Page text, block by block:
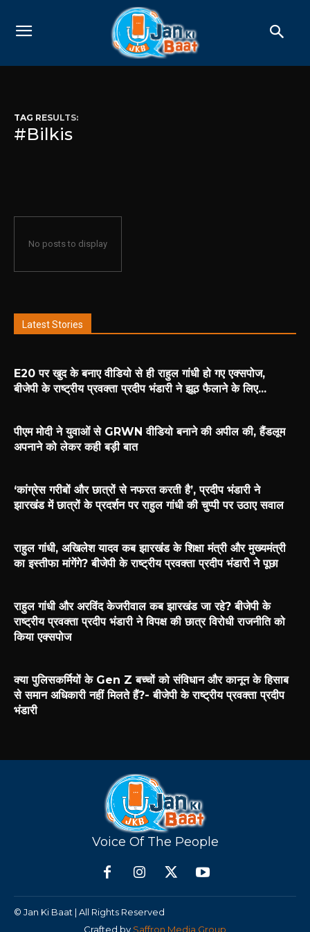
TAG RESULTS:
#Bilkis
No posts to display
Latest Stories
E20 पर खुद के बनाए वीडियो से ही राहुल गांधी हो गए एक्सपोज,
बीजेपी के राष्ट्रीय प्रवक्ता प्रदीप भंडारी ने झूठ फैलाने के लिए...
पीएम मोदी ने युवाओं से GRWN वीडियो बनाने की अपील की, हैंडलूम
अपनाने को लेकर कही बड़ी बात
‘कांग्रेस गरीबों और छात्रों से नफरत करती है’, प्रदीप भंडारी ने
झारखंड में छात्रों के प्रदर्शन पर राहुल गांधी की चुप्पी पर उठाए सवाल
राहुल गांधी, अखिलेश यादव कब झारखंड के शिक्षा मंत्री और मुख्यमंत्री
का इस्तीफा मांगेंगे? बीजेपी के राष्ट्रीय प्रवक्ता प्रदीप भंडारी ने पूछा
राहुल गांधी और अरविंद केजरीवाल कब झारखंड जा रहे? बीजेपी के
राष्ट्रीय प्रवक्ता प्रदीप भंडारी ने विपक्ष की छात्र विरोधी राजनीति को
किया एक्सपोज
क्या पुलिसकर्मियों के Gen Z बच्चों को संविधान और कानून के हिसाब
से समान अधिकारी नहीं मिलते हैं?- बीजेपी के राष्ट्रीय प्रवक्ता प्रदीप
भंडारी
Voice Of The People
© Jan Ki Baat | All Rights Reserved
Crafted by Saffron Media Group